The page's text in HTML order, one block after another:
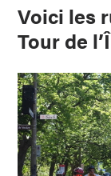
Voici les
Tour de